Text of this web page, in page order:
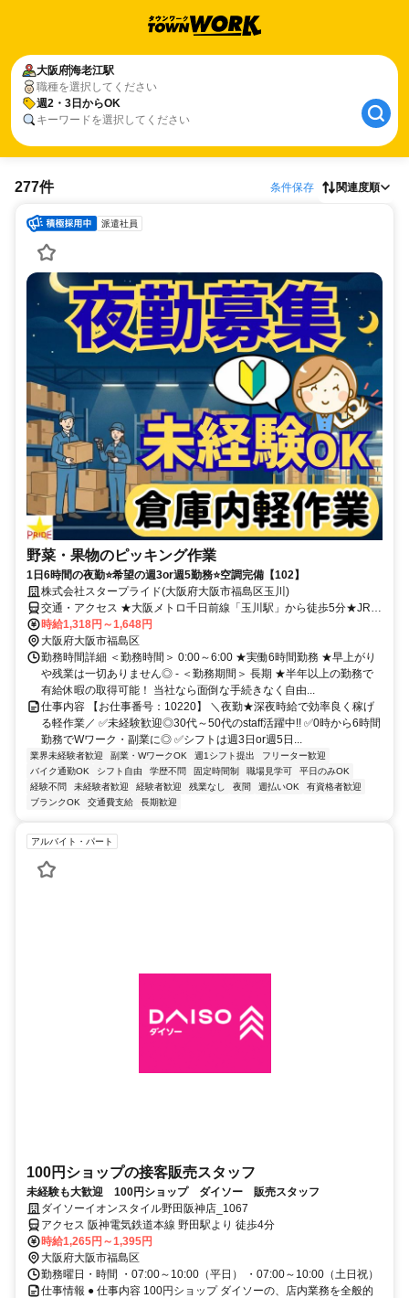
大阪府海老江駅
職種を選択してください
週2・3日からOK
キーワードを選択してください
277件 条件保存 関連度順
派遣社員
野菜・果物のピッキング作業
1日6時間の夜勤⭐希望の週3or週5勤務⭐空調完備【102】
株式会社スタープライド(大阪府大阪市福島区玉川)
交通・アクセス ★大阪メトロ千日前線「玉川駅」から徒歩5分★JR大
阪環状線「野田駅」から徒歩10分★バイク・自転車通勤OK
時給1,318円～1,648円
大阪府大阪市福島区
勤務時間詳細 ＜勤務時間＞ 0:00～6:00 ★実働6時間勤務 ★早上がり
や残業は一切ありません◎ - ＜勤務期間＞ 長期 ★半年以上の勤務で
有給休暇の取得可能！ 当社なら面倒な手続きなく自由...
仕事内容 【お仕事番号：10220】 ＼夜勤★深夜時給で効率良く稼げ
る軽作業／ ✅未経験歓迎◎30代～50代のstaff活躍中!! ✅0時から6時間
勤務でWワーク・副業に◎ ✅シフトは週3日or週5日...
業界未経験者歓迎 副業・WワークOK 週1シフト提出
フリーター歓迎
バイク通勤OK
シフト自由 学歴不問 固定時間制 職場見学可
平日のみOK
経験不問
未経験者歓迎 経験者歓迎 残業なし 夜間 週払いOK
有資格者歓迎
ブランクOK
交通費支給 長期歓迎
アルバイト・パート
100円ショップの接客販売スタッフ
未経験も大歓迎 100円ショップ ダイソー 販売スタッフ
ダイソーイオンスタイル野田阪神店_1067
アクセス 阪神電気鉄道本線 野田駅より 徒歩4分
時給1,265円～1,395円
大阪府大阪市福島区
勤務曜日・時間 ・07:00～10:00（平日） ・07:00～10:00（土日祝）
仕事情報 ● 仕事内容 100円ショップ ダイソーの、店内業務を全般的